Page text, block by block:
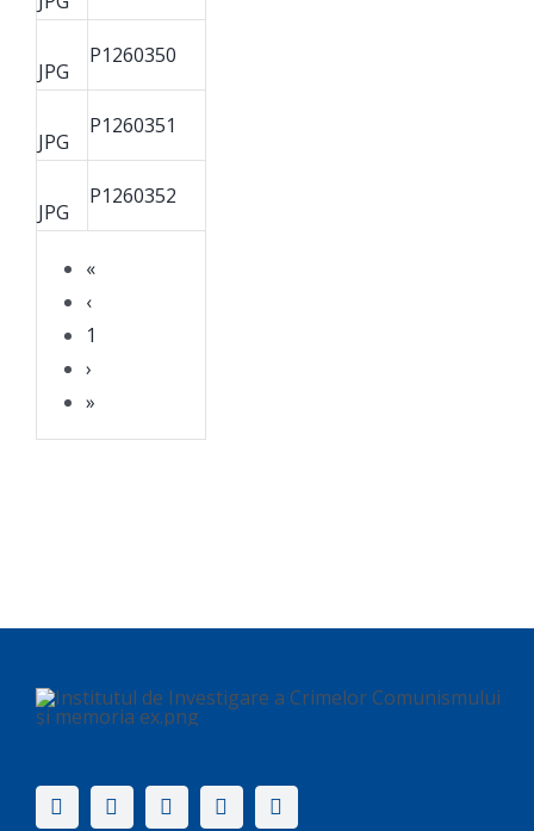
«
‹
1
›
»
JPG
P1260350
JPG
P1260351
JPG
P1260352